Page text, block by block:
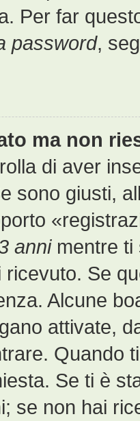
Per far
password,
ma non
di aver
sono giusti,
annimentre ti
ricevuto. Se
Alcune
attivate,
Quando
Se ti è
se non hai